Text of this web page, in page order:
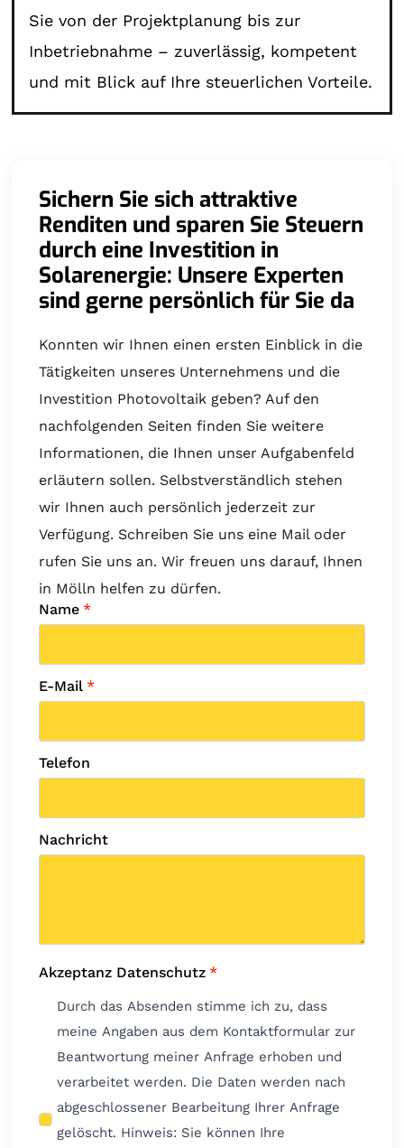
Sie von der Projektplanung bis zur
Inbetriebnahme – zuverlässig, kompetent
und mit Blick auf Ihre steuerlichen Vorteile.
Sichern Sie sich attraktive
Renditen und sparen Sie Steuern
durch eine Investition in
Solarenergie: Unsere Experten
sind gerne persönlich für Sie da
Konnten wir Ihnen einen ersten Einblick in die
Tätigkeiten unseres Unternehmens und die
Investition Photovoltaik geben? Auf den
nachfolgenden Seiten finden Sie weitere
Informationen, die Ihnen unser Aufgabenfeld
erläutern sollen. Selbstverständlich stehen
wir Ihnen auch persönlich jederzeit zur
Verfügung. Schreiben Sie uns eine Mail oder
rufen Sie uns an. Wir freuen uns darauf, Ihnen
in Mölln helfen zu dürfen.
Name *
E-Mail *
Telefon
Nachricht
Akzeptanz Datenschutz *
Durch das Absenden stimme ich zu, dass
meine Angaben aus dem Kontaktformular zur
Beantwortung meiner Anfrage erhoben und
verarbeitet werden. Die Daten werden nach
abgeschlossener Bearbeitung Ihrer Anfrage
gelöscht. Hinweis: Sie können Ihre